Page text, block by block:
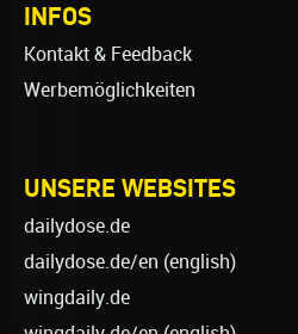
INFOS
Kontakt & Feedback
Werbemöglichkeiten
UNSERE WEBSITES
dailydose.de
dailydose.de/en (english)
wingdaily.de